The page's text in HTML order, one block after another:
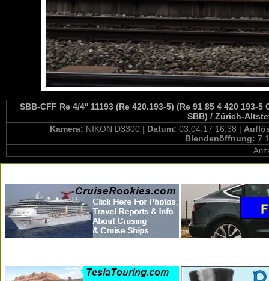
SBB-CFF Re 4/4'' 11193 (Re 420.193-5) (Re 91 85 4 420 193-
SBB) / Zürich-
Kamera: NIKON D3300 | Datum: 03.04.17 16:38 |
Blendenöffnung: